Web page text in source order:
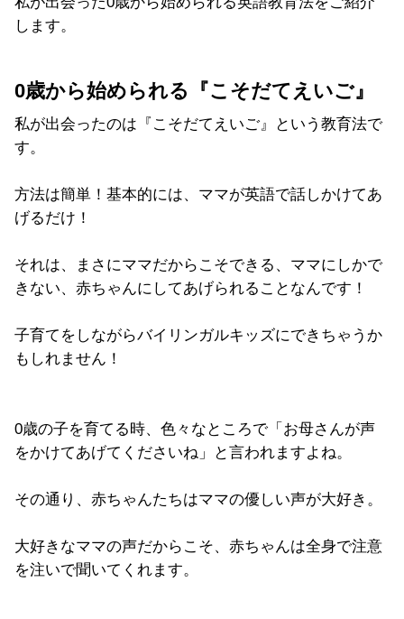
します。
0歳から始められる『こそだてえいご』
私が出会ったのは『こそだてえいご』という教育法で
す。
方法は簡単！基本的には、ママが英語で話しかけてあ
げるだけ！
それは、まさにママだからこそできる、ママにしかで
きない、赤ちゃんにしてあげられることなんです！
子育てをしながらバイリンガルキッズにできちゃうか
もしれません！
0歳の子を育てる時、色々なところで「お母さんが声
をかけてあげてくださいね」と言われますよね。
その通り、赤ちゃんたちはママの優しい声が大好き。
大好きなママの声だからこそ、赤ちゃんは全身で注意
を注いで聞いてくれます。